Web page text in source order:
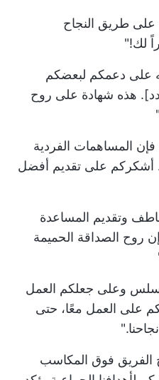
على طريق النجاح
لك!"
على دعمكم لبعضكم
هذه شهادة على روح
فإن المساهمات الفردية
أشكركم على تقديم أفضل
وتقديم المساعدة
روح الصداقة الحميمة
وعلى جعلكم العمل
على العمل معًا، حتى
فوق المكاسب